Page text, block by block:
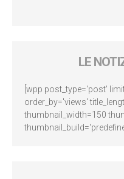
LE
[wpp post_type='post'
order_by='views'
thumbnail_width=150